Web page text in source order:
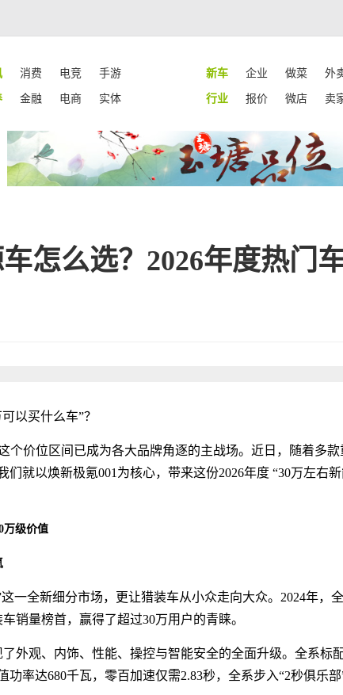
消费 电竞 手游 新车 企业 做菜 外
金融 电商 实体 行业 报价 微店 卖
怎么选？2026年度热门
以买什么车”？
个价位区间已成为各大品牌角逐的主战场。近日，随着多款
就以焕新极氪001为核心，带来这份2026年度 “30万左右
万级价值
一全新细分市场，更让猎装车从小众走向大众。2024年，
销量榜首，赢得了超过30万用户的青睐。
外观、内饰、性能、操控与智能安全的全面升级。全系标
率达680千瓦，零百加速仅需2.83秒，全系步入“2秒俱乐部”